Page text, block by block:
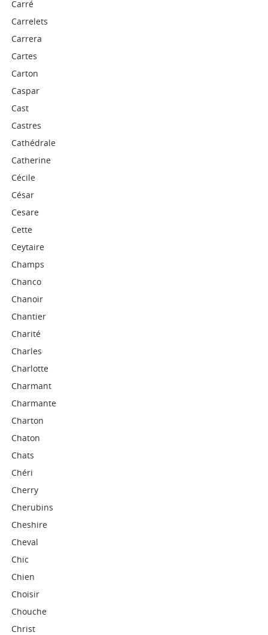
Carré
Carrelets
Carrera
Cartes
Carton
Caspar
Cast
Castres
Cathédrale
Catherine
Cécile
César
Cesare
Cette
Ceytaire
Champs
Chanco
Chanoir
Chantier
Charité
Charles
Charlotte
Charmant
Charmante
Charton
Chaton
Chats
Chéri
Cherry
Cherubins
Cheshire
Cheval
Chic
Chien
Choisir
Chouche
Christ